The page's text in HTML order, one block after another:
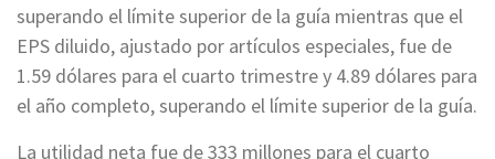
superando el límite superior de la guía mientras que el
EPS diluido, ajustado por artículos especiales, fue de
1.59 dólares para el cuarto trimestre y 4.89 dólares para
el año completo, superando el límite superior de la guía.
La utilidad neta fue de 333 millones para el cuarto